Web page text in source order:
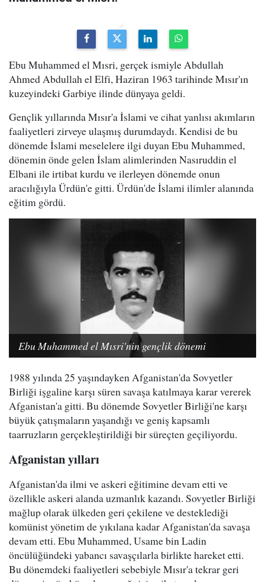
Ebu Muhammed el Mısri, gerçek ismiyle Abdullah
Ahmed Abdullah el Elfi, Haziran 1963 tarihinde Mısır'ın
kuzeyindeki Garbiye ilinde dünyaya geldi.
Gençlik yıllarında Mısır'a İslami ve cihat yanlısı akımların
faaliyetleri zirveye ulaşmış durumdaydı. Kendisi de bu
dönemde İslami meselelere ilgi duyan Ebu Muhammed,
dönemin önde gelen İslam alimlerinden Nasıruddin el
Elbani ile irtibat kurdu ve ilerleyen dönemde onun
aracılığıyla Ürdün'e gitti. Ürdün'de İslami ilimler alanında
eğitim gördü.
Ebu Muhammed el Mısri'nin gençlik dönemi
1988 yılında 25 yaşındayken Afganistan'da Sovyetler
Birliği işgaline karşı süren savaşa katılmaya karar vererek
Afganistan'a gitti. Bu dönemde Sovyetler Birliği'ne karşı
büyük çatışmaların yaşandığı ve geniş kapsamlı
taarruzların gerçekleştirildiği bir süreçten geçiliyordu.
Afganistan yılları
Afganistan'da ilmi ve askeri eğitimine devam etti ve
özellikle askeri alanda uzmanlık kazandı. Sovyetler Birliği
mağlup olarak ülkeden geri çekilene ve desteklediği
komünist yönetim de yıkılana kadar Afganistan'da savaşa
devam etti. Ebu Muhammed, Usame bin Ladin
öncülüğündeki yabancı savaşçılarla birlikte hareket etti.
Bu dönemdeki faaliyetleri sebebiyle Mısır'a tekrar geri